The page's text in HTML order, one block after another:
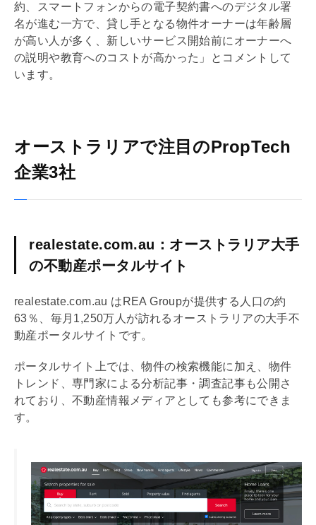
約、スマートフォンからの電子契約書へのデジタル署
名が進む一方で、貸し手となる物件オーナーは年齢層
が高い人が多く、新しいサービス開始前にオーナーへ
の説明や教育へのコストが高かった」とコメントして
います。
オーストラリアで注目のPropTech
企業3社
realestate.com.au：オーストラリア大手
の不動産ポータルサイト
realestate.com.au はREA Groupが提供する人口の約
63％、毎月1,250万人が訪れるオーストラリアの大手不
動産ポータルサイトです。
ポータルサイト上では、物件の検索機能に加え、物件
トレンド、専門家による分析記事・調査記事も公開さ
れており、不動産情報メディアとしても参考にできま
す。